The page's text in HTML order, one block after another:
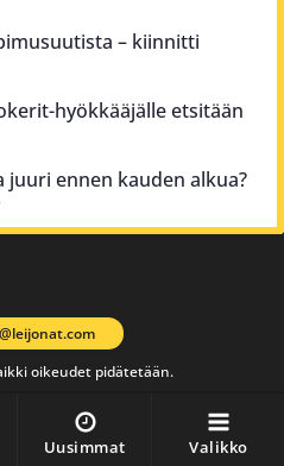
Uusimmat Valikko
– kiinnitti
hyökkääjälle etsitään
juuri ennen kauden alkua?
oikeudet pidätetään.